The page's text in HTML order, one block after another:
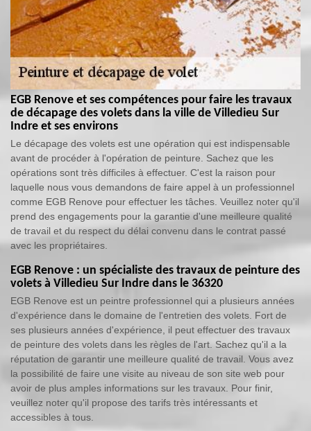
EGB Renove et ses compétences pour faire les travaux
de décapage des volets dans la ville de Villedieu Sur
Indre et ses environs
Le décapage des volets est une opération qui est indispensable
avant de procéder à l'opération de peinture. Sachez que les
opérations sont très difficiles à effectuer. C'est la raison pour
laquelle nous vous demandons de faire appel à un professionnel
comme EGB Renove pour effectuer les tâches. Veuillez noter qu'il
prend des engagements pour la garantie d'une meilleure qualité
de travail et du respect du délai convenu dans le contrat passé
avec les propriétaires.
EGB Renove : un spécialiste des travaux de peinture des
volets à Villedieu Sur Indre dans le 36320
EGB Renove est un peintre professionnel qui a plusieurs années
d'expérience dans le domaine de l'entretien des volets. Fort de
ses plusieurs années d'expérience, il peut effectuer des travaux
de peinture des volets dans les règles de l'art. Sachez qu'il a la
réputation de garantir une meilleure qualité de travail. Vous avez
la possibilité de faire une visite au niveau de son site web pour
avoir de plus amples informations sur les travaux. Pour finir,
veuillez noter qu'il propose des tarifs très intéressants et
accessibles à tous.